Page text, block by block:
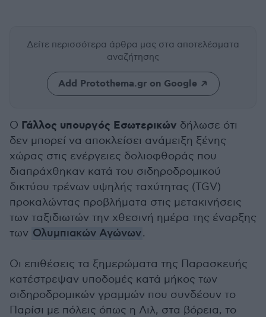
Δείτε περισσότερα άρθρα μας στα αποτελέσματα
αναζήτησης
Add Protothema.gr on Google
Ο Γάλλος υπουργός Εσωτερικών δήλωσε ότι
δεν μπορεί να αποκλείσει ανάμειξη ξένης
χώρας στις ενέργειες δολιοφθοράς που
διαπράχθηκαν κατά του σιδηροδρομικού
δικτύου τρένων υψηλής ταχύτητας (TGV)
προκαλώντας προβλήματα στις μετακινήσεις
των ταξιδιωτών την χθεσινή ημέρα της έναρξης
των Ολυμπιακών Αγώνων.
Οι επιθέσεις τα ξημερώματα της Παρασκευής
κατέστρεψαν υποδομές κατά μήκος των
σιδηροδρομικών γραμμών που συνδέουν το
Παρίσι με πόλεις όπως η Λιλ, στα βόρεια, το